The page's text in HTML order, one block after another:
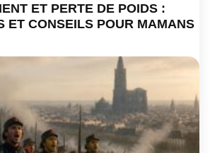
ET PERTE DE POIDS :
ET CONSEILS POUR MAMANS